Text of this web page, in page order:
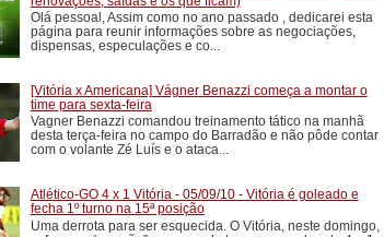
Olá pessoal, Assim como no ano passado , dedicarei esta
página para reunir informações sobre as negociações,
dispensas, especulações e co...
[Vitória x Americana] Vágner Benazzi começa a montar o
time para sexta-feira
Vagner Benazzi comandou treinamento tático na manhã
desta terça-feira no campo do Barradão e não pôde contar
com o volante Zé Luís e o ataca...
Atlético-GO 4 x 1 Vitória - 05/09/10 - Vitória é goleado e
fecha 1º turno na 15ª posição
Uma derrota para ser esquecida. O Vitória, neste domingo,